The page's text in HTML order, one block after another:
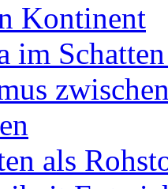
Kontinent
im
als